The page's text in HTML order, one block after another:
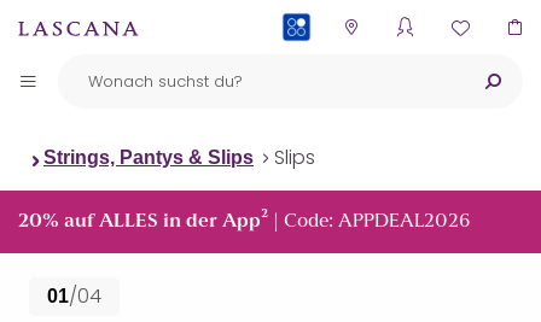
Strings, Pantys & Slips Slips
20% auf ALLES in der App² | Code: APPDEAL2026
01/04